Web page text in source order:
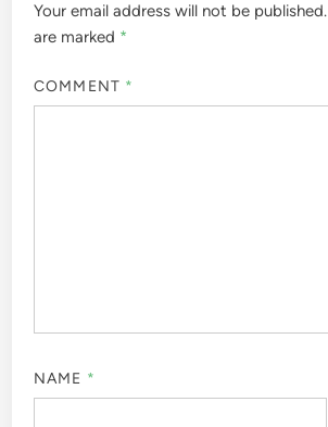
Your email address will not be published.
are marked *
COMMENT *
NAME *